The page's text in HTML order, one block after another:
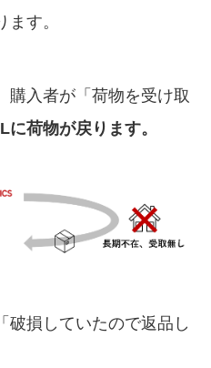
す。
購入者が「荷物を受け取
に荷物が戻ります。
破損していたので返品し